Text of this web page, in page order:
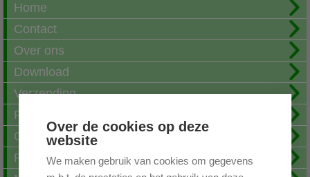
Over de cookies op deze
website
We maken gebruik van cookies om gegevens
Home
Contact
Over ons
Download
Verzending
Fotoalbum
Openingstijden
FAQ